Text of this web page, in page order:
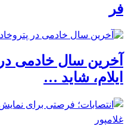
فر
آخرین سال خادمی
ایلام، شاید …